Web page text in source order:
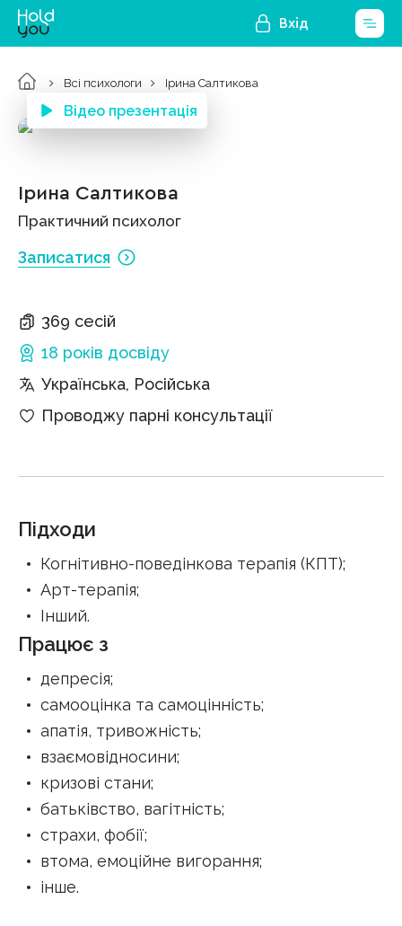
Вхід
Всі психологи Ірина Салтикова
Відео презентація
Ірина Салтикова
Практичний психолог
Записатися
369 сесій
18 років досвіду
Українська, Російська
Проводжу парні консультації
Підходи
Когнітивно-поведінкова терапія (КПТ);
Арт-терапія;
Інший.
Працює з
депресія;
самооцінка та самоцінність;
апатія, тривожність;
взаємовідносини;
кризові стани;
батьківство, вагітність;
страхи, фобії;
втома, емоційне вигорання;
інше.